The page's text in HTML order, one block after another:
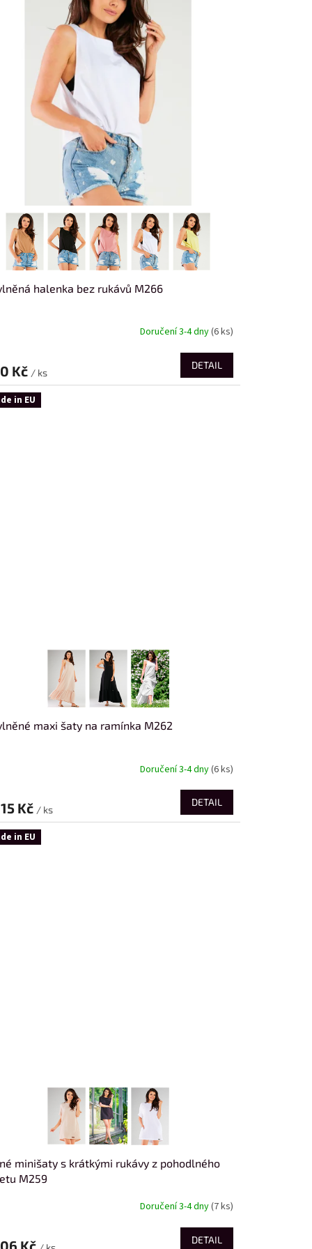
halenka bez rukávů M266
Doručení 3-4 dny(6 ks)
Kč / ks
DETAIL
in EU
maxi šaty na ramínka M262
Doručení 3-4 dny(6 ks)
Kč / ks
DETAIL
in EU
minišaty s krátkými rukávy z pohodlného
M259
Doručení 3-4 dny(7 ks)
Kč DETAIL